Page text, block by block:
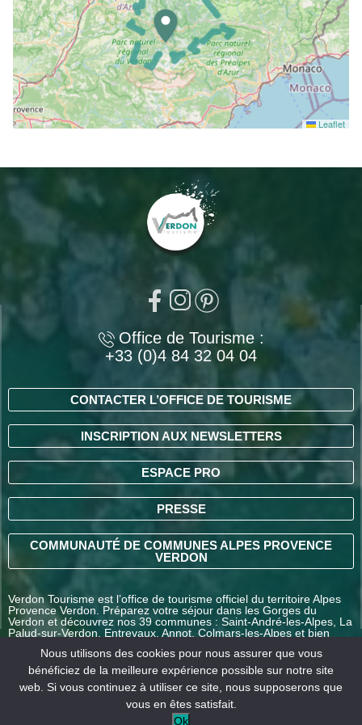
Leaflet
Office de Tourisme :
+33 (0)4 84 32 04 04
CONTACTER L’OFFICE DE TOURISME
INSCRIPTION AUX NEWSLETTERS
ESPACE PRO
PRESSE
COMMUNAUTÉ DE COMMUNES ALPES PROVENCE
VERDON
Verdon Tourisme est l’office de tourisme officiel du territoire Alpes
Provence Verdon. Préparez votre séjour dans les Gorges du
Verdon et découvrez nos 39 communes : Saint-André-les-Alpes, La
Palud-sur-Verdon, Entrevaux, Annot, Colmars-les-Alpes et bien
COMMENT VENIR ?
Nous utilisons des cookies pour nous assurer que vous
bénéficiez de la meilleure expérience possible sur notre site
web. Si vous continuez à utiliser ce site, nous supposerons que
vous en êtes satisfait.
Ok